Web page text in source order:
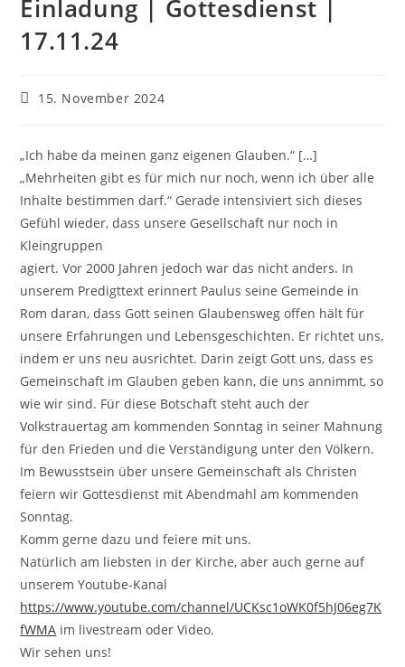
Einladung | Gottesdienst |
17.11.24
Beitrag
15. November 2024
„Ich habe da meinen ganz eigenen Glauben.“ […]
„Mehrheiten gibt es für mich nur noch, wenn ich über alle
Inhalte bestimmen darf.“ Gerade intensiviert sich dieses
Gefühl wieder, dass unsere Gesellschaft nur noch in
Kleingruppen
agiert. Vor 2000 Jahren jedoch war das nicht anders. In
unserem Predigttext erinnert Paulus seine Gemeinde in
Rom daran, dass Gott seinen Glaubensweg offen hält für
unsere Erfahrungen und Lebensgeschichten. Er richtet uns,
indem er uns neu ausrichtet. Darin zeigt Gott uns, dass es
Gemeinschaft im Glauben geben kann, die uns annimmt, so
wie wir sind. Für diese Botschaft steht auch der
Volkstrauertag am kommenden Sonntag in seiner Mahnung
für den Frieden und die Verständigung unter den Völkern.
Im Bewusstsein über unsere Gemeinschaft als Christen
feiern wir Gottesdienst mit Abendmahl am kommenden
Sonntag.
Komm gerne dazu und feiere mit uns.
Natürlich am liebsten in der Kirche, aber auch gerne auf
unserem Youtube-Kanal
https://www.youtube.com/channel/UCKsc1oWK0f5hJ06eg7K
fWMA im livestream oder Video.
Wir sehen uns!